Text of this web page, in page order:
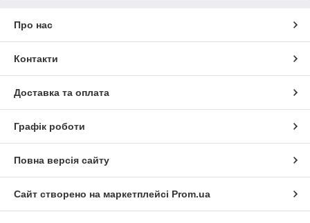
Про нас
Контакти
Доставка та оплата
Графік роботи
Повна версія сайту
Сайт створено на маркетплейсі Prom.ua